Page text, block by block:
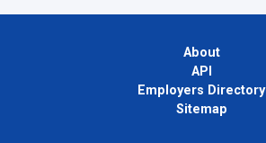
About
API
Employers Directory
Sitemap